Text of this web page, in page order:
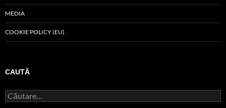
MEDIA
COOKIE POLICY (EU)
CAUTĂ
Caută
după: